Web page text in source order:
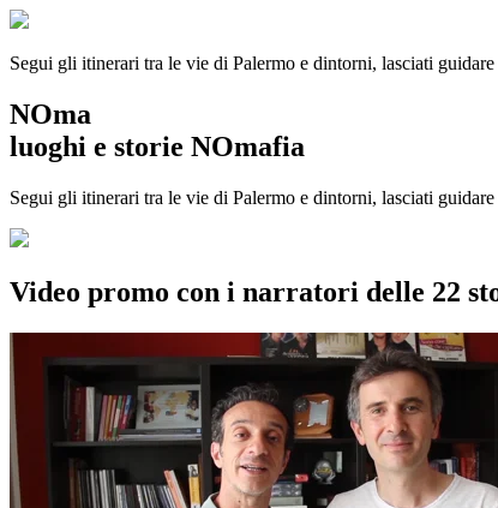
Segui gli itinerari tra le vie di Palermo e dintorni, lasciati
NOma
luoghi e storie NOmafia
Segui gli itinerari tra le vie di Palermo e dintorni, lasciati
Video promo con i narratori delle 22